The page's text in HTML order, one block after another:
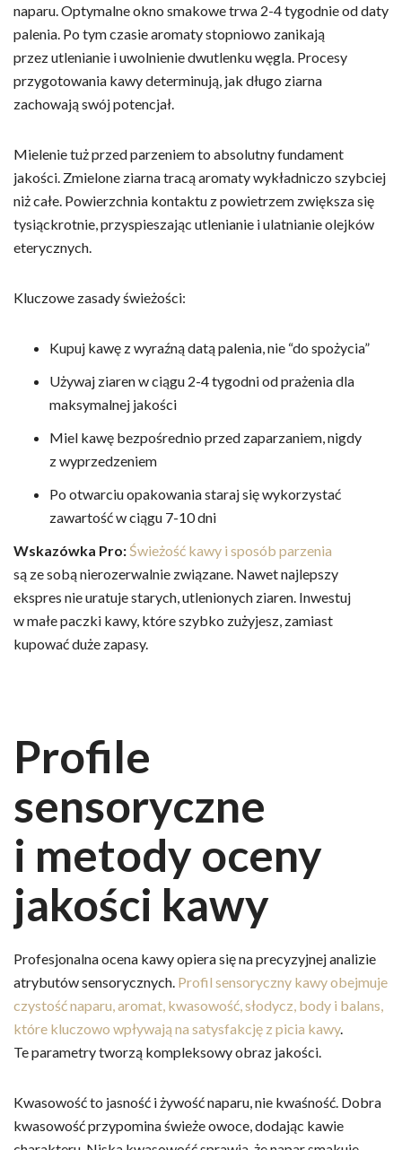
naparu. Optymalne okno smakowe trwa 2-4 tygodnie od daty
palenia. Po tym czasie aromaty stopniowo zanikają
przez utlenianie i uwolnienie dwutlenku węgla. Procesy
przygotowania kawy determinują, jak długo ziarna
zachowają swój potencjał.
Mielenie tuż przed parzeniem to absolutny fundament
jakości. Zmielone ziarna tracą aromaty wykładniczo szybciej
niż całe. Powierzchnia kontaktu z powietrzem zwiększa się
tysiąckrotnie, przyspieszając utlenianie i ulatnianie olejków
eterycznych.
Kluczowe zasady świeżości:
Kupuj kawę z wyraźną datą palenia, nie “do spożycia”
Używaj ziaren w ciągu 2-4 tygodni od prażenia dla
maksymalnej jakości
Miel kawę bezpośrednio przed zaparzaniem, nigdy
z wyprzedzeniem
Po otwarciu opakowania staraj się wykorzystać
zawartość w ciągu 7-10 dni
Wskazówka Pro: Świeżość kawy i sposób parzenia
są ze sobą nierozerwalnie związane. Nawet najlepszy
ekspres nie uratuje starych, utlenionych ziaren. Inwestuj
w małe paczki kawy, które szybko zużyjesz, zamiast
kupować duże zapasy.
Profile
sensoryczne
i metody oceny
jakości kawy
Profesjonalna ocena kawy opiera się na precyzyjnej analizie
atrybutów sensorycznych. Profil sensoryczny kawy obejmuje
czystość naparu, aromat, kwasowość, słodycz, body i balans,
które kluczowo wpływają na satysfakcję z picia kawy.
Te parametry tworzą kompleksowy obraz jakości.
Kwasowość to jasność i żywość naparu, nie kwaśność. Dobra
kwasowość przypomina świeże owoce, dodając kawie